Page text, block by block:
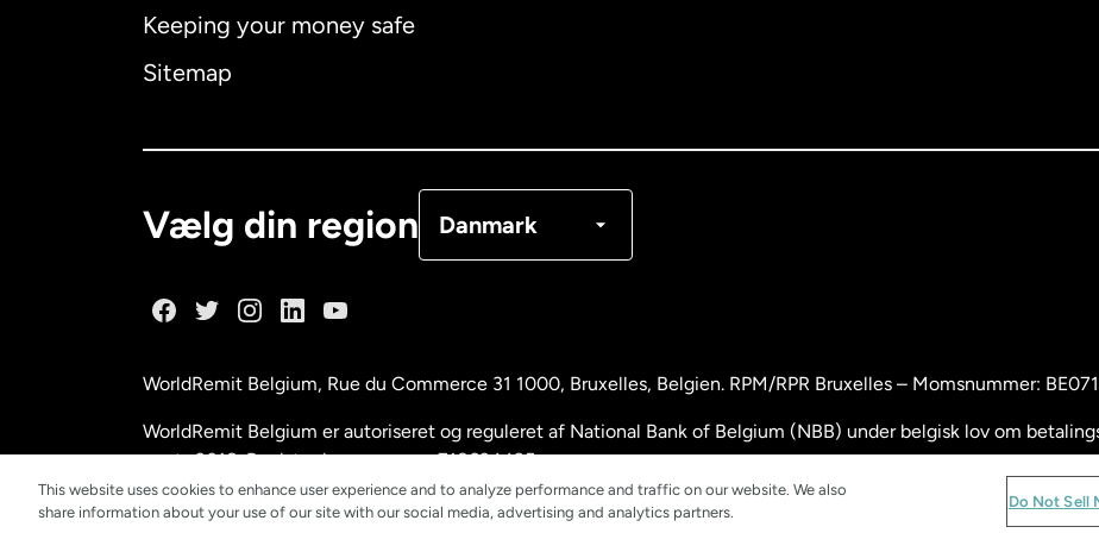
Keeping your money safe
Sitemap
Vælg din region Danmark
Malaysia
New Zealand
WorldRemit Belgium, Rue du Commerce 31 1000, Bruxelles, Belgien. RPM/RPR Bruxelles – Momsnummer:
WorldRemit Belgium er autoriseret og reguleret af National Bank of Belgium (NBB) under belgisk lov om
marts 2018. Registreringsnummer: 718634495.
This website uses cookies to enhance user experience and to analyze performance and traffic on our website. We also
share information about your use of our site with our social media, advertising and analytics partners.
Do Not Sell